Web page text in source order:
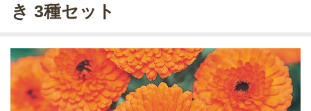
き 3種セット